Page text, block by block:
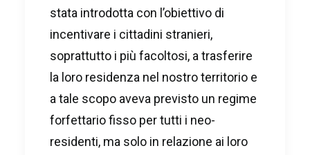
stata introdotta con l’obiettivo di
incentivare i cittadini stranieri,
soprattutto i più facoltosi, a trasferire
la loro residenza nel nostro territorio e
a tale scopo aveva previsto un regime
forfettario fisso per tutti i neo-
residenti, ma solo in relazione ai loro